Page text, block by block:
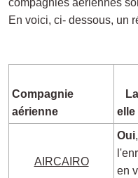
compagnies aériennes
En voici, ci- dessous, un
Compagnie
aérienne
elle
AIRCAIRO
Oui
en